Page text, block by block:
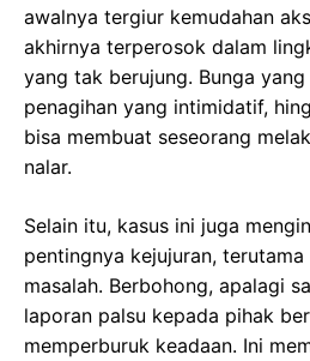
awalnya tergiur kemudahan
akhirnya terperosok dalam
yang tak berujung. Bunga
penagihan yang intimidatif,
bisa membuat seseorang
nalar.
Selain itu, kasus ini juga
pentingnya kejujuran,
masalah. Berbohong, apalagi
laporan palsu kepada pihak
memperburuk keadaan. Ini